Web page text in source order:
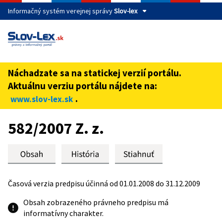
Informačný systém verejnej správySlov-lex
Táto stránka je zabezpečená
cez zabezpečenú webovú stránku verejnej správy SR.
Zabezpečená stránka vždy začína https:// pred názvom
domény webového sídla.
Náchadzate sa na statickej verzií portálu.
Aktuálnu verziu portálu nájdete na:
www.slov-lex.sk .
Preskoč na obsah
582/2007 Z. z.
Časová verzia predpisu účinná od 01.01.2008 do 31.12.2009
Obsah zobrazeného právneho predpisu má
informatívny charakter.